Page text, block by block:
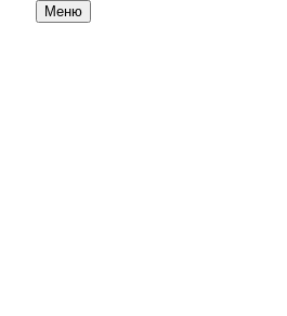
Меню